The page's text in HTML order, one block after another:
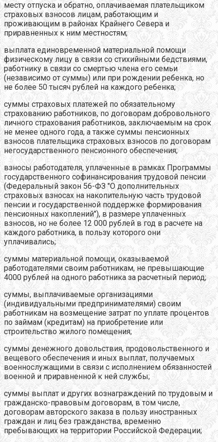
месту отпуска и обратно, оплачиваемая плательщиком
страховых взносов лицам, работающим и
проживающим в районах Крайнего Севера и
приравненных к ним местностям;
выплата единовременной материальной помощи
физическому лицу в связи со стихийными бедствиями,
работнику в связи со смертью члена его семьи
(независимо от суммы) или при рождении ребенка, но
не более 50 тысяч рублей на каждого ребенка;
суммы страховых платежей по обязательному
страхованию работников, по договорам добровольного
личного страхования работников, заключаемым на срок
не менее одного года, а также суммы пенсионных
взносов плательщика страховых взносов по договорам
негосударственного пенсионного обеспечения;
взносы работодателя, уплаченные в рамках Программы
государственного софинансирования трудовой пенсии
(Федеральный закон 56-ФЗ "О дополнительных
страховых взносах на накопительную часть трудовой
пенсии и государственной поддержке формирования
пенсионных накоплений"), в размере уплаченных
взносов, но не более 12 000 рублей в год в расчете на
каждого работника, в пользу которого они
уплачивались;
суммы материальной помощи, оказываемой
работодателями своим работникам, не превышающие
4000 рублей на одного работника за расчетный период;
суммы, выплачиваемые организациями
(индивидуальными предпринимателями) своим
работникам на возмещение затрат по уплате процентов
по займам (кредитам) на приобретение или
строительство жилого помещения;
суммы денежного довольствия, продовольственного и
вещевого обеспечения и иных выплат, получаемых
военнослужащими в связи с исполнением обязанностей
военной и приравненной к ней службы;
суммы выплат и других вознаграждений по трудовым и
гражданско-правовым договорам, в том числе,
договорам авторского заказа в пользу иностранных
граждан и лиц без гражданства, временно
пребывающих на территории Российской Федерации;